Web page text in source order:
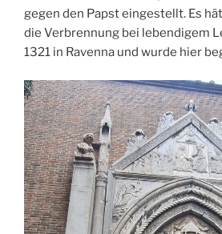
gegen den Papst eingestellt. Es
die Verbrennung bei lebendigem
1321 in Ravenna und wurde hier